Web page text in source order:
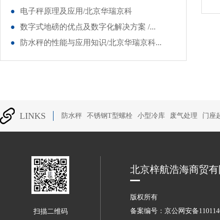
●
电子秤原理及应用/北京华瑞京科
●
数字式地磅的优点及数字化解决方案 /...
●
防水秤的性能与应用知识/北京华瑞京科...
LINKS 防水秤 不锈钢T型螺栓 小型冷库 废气处理 门座
扫描二维码
北京梓航浩海商贸
版权所有
备案编号：京公网安备